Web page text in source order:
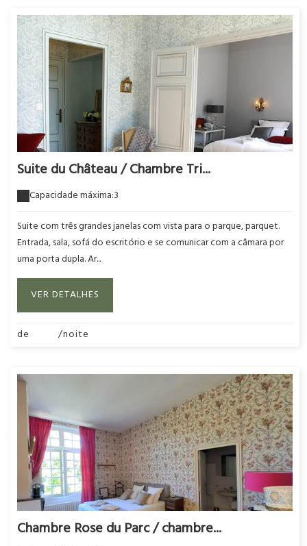
Suite du Château / Chambre Tri...
Capacidade máxima:3
Suite com três grandes janelas com vista para o parque, parquet.
Entrada, sala, sofá do escritório e se comunicar com a câmara por
uma porta dupla. Ar...
VER DETALHES
de /noite
Chambre Rose du Parc / chambre...